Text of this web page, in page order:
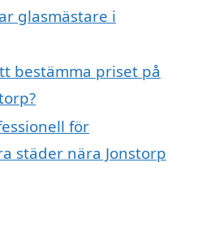
glasmästare i
bestämma priset på
för
städer nära Jonstorp